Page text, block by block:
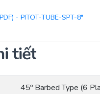
- PITOT-TUBE-SPT-8"
tiết
45º Barbed Type (6